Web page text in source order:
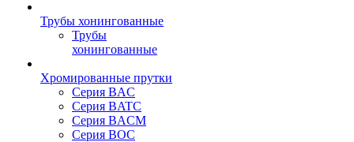
Трубы хонингованные
Трубы
хонингованные
Хромированные прутки
Серия BAC
Серия BATC
Серия BACM
Серия BOC